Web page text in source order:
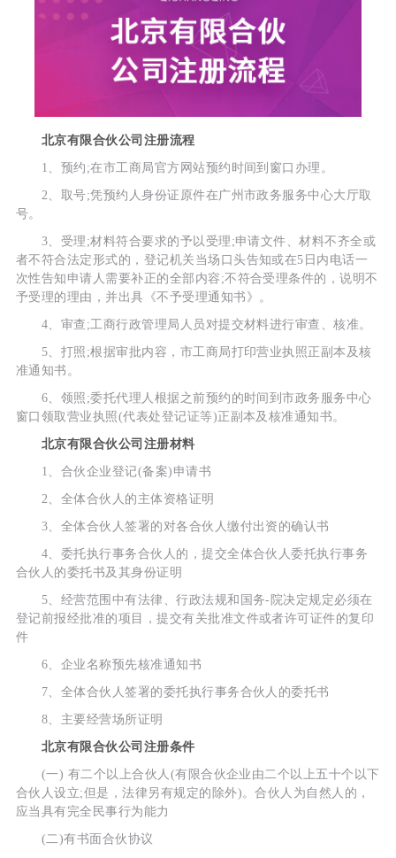
北京有限合伙公司注册流程
1、预约;在市工商局官方网站预约时间到窗口办理。
2、取号;凭预约人身份证原件在广州市政务服务中心大厅取
号。
3、受理;材料符合要求的予以受理;申请文件、材料不齐全或
者不符合法定形式的，登记机关当场口头告知或在5日内电话一
次性告知申请人需要补正的全部内容;不符合受理条件的，说明不
予受理的理由，并出具《不予受理通知书》。
4、审查;工商行政管理局人员对提交材料进行审查、核准。
5、打照;根据审批内容，市工商局打印营业执照正副本及核
准通知书。
6、领照;委托代理人根据之前预约的时间到市政务服务中心
窗口领取营业执照(代表处登记证等)正副本及核准通知书。
北京有限合伙公司注册材料
1、合伙企业登记(备案)申请书
2、全体合伙人的主体资格证明
3、全体合伙人签署的对各合伙人缴付出资的确认书
4、委托执行事务合伙人的，提交全体合伙人委托执行事务
合伙人的委托书及其身份证明
5、经营范围中有法律、行政法规和国务-院决定规定必须在
登记前报经批准的项目，提交有关批准文件或者许可证件的复印
件
6、企业名称预先核准通知书
7、全体合伙人签署的委托执行事务合伙人的委托书
8、主要经营场所证明
北京有限合伙公司注册条件
(一) 有二个以上合伙人(有限合伙企业由二个以上五十个以下
合伙人设立;但是，法律另有规定的除外)。合伙人为自然人的，
应当具有完全民事行为能力
(二)有书面合伙协议